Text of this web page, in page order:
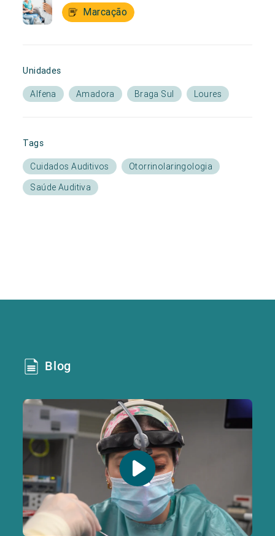
Marcação
Unidades
Alfena Amadora Braga Sul Loures
Tags
Cuidados Auditivos
Otorrinolaringologia
Saúde Auditiva
Blog